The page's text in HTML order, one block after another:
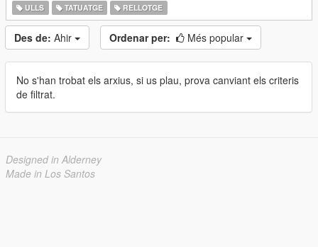
ULLS
TATUATGE RELLOTGE
Des de: Ahir Ordenar per: Més popular
No s'han trobat els arxius, si us plau, prova canviant els criteris
de filtrat.
Designed in Alderney
Made in Los Santos